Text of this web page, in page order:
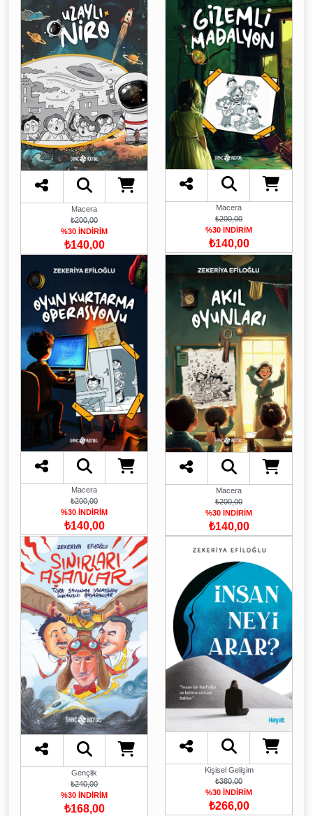
Macera
₺200,00
%30 İNDİRİM
₺140,00
Macera
₺200,00
%30 İNDİRİM
₺140,00
Macera
₺200,00
%30 İNDİRİM
₺140,00
Macera
₺200,00
%30 İNDİRİM
₺140,00
Gençlik
₺240,00
%30 İNDİRİM
₺168,00
Kişisel Gelişim
₺380,00
%30 İNDİRİM
₺266,00